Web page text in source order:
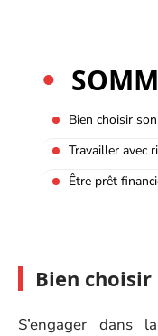
Bien choisir
Travailler avec
Être prêt
Bien
S’engager dans